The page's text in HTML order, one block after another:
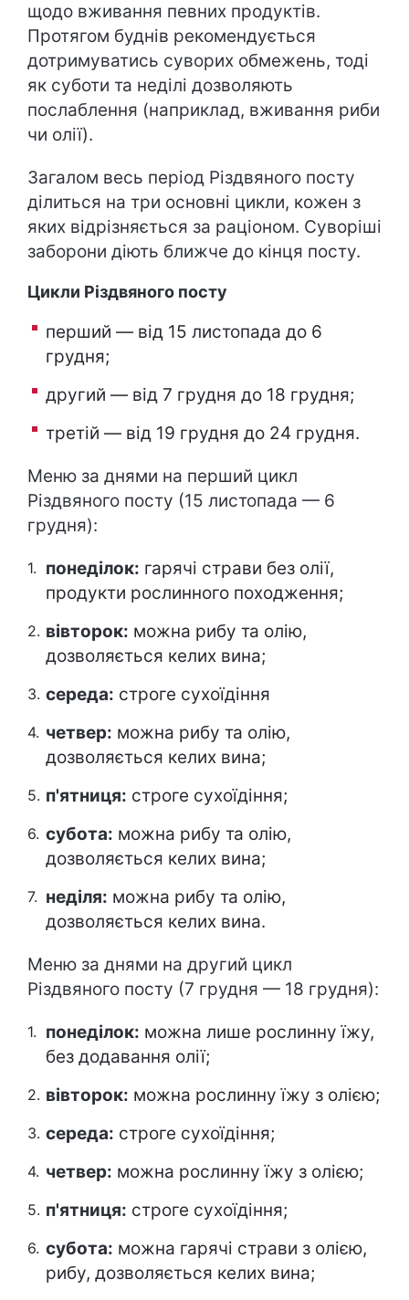
щодо вживання певних продуктів.
Протягом буднів рекомендується
дотримуватись суворих обмежень, тоді
як суботи та неділі дозволяють
послаблення (наприклад, вживання риби
чи олії).
Загалом весь період Різдвяного посту
ділиться на три основні цикли, кожен з
яких відрізняється за раціоном. Суворіші
заборони діють ближче до кінця посту.
Цикли Різдвяного посту
перший — від 15 листопада до 6
грудня;
другий — від 7 грудня до 18 грудня;
третій — від 19 грудня до 24 грудня.
Меню за днями на перший цикл
Різдвяного посту (15 листопада — 6
грудня):
понеділок: гарячі страви без олії,
продукти рослинного походження;
вівторок: можна рибу та олію,
дозволяється келих вина;
середа: строге сухоїдіння
четвер: можна рибу та олію,
дозволяється келих вина;
п'ятниця: строге сухоїдіння;
субота: можна рибу та олію,
дозволяється келих вина;
неділя: можна рибу та олію,
дозволяється келих вина.
Меню за днями на другий цикл
Різдвяного посту (7 грудня — 18 грудня):
понеділок: можна лише рослинну їжу,
без додавання олії;
вівторок: можна рослинну їжу з олією;
середа: строге сухоїдіння;
четвер: можна рослинну їжу з олією;
п'ятниця: строге сухоїдіння;
субота: можна гарячі страви з олією,
рибу, дозволяється келих вина;